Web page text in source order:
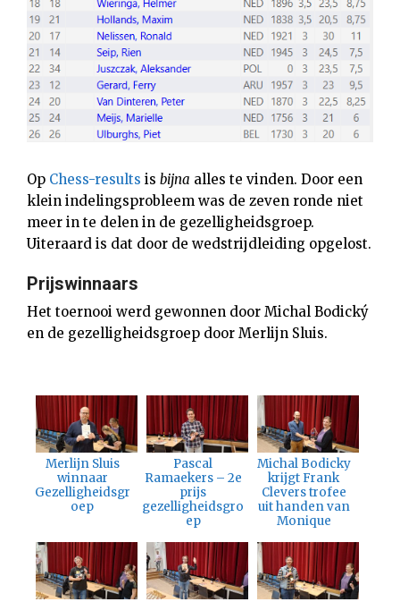
Op Chess-results is bijna alles te vinden. Door een
klein indelingsprobleem was de zeven ronde niet
meer in te delen in de gezelligheidsgroep.
Uiteraard is dat door de wedstrijdleiding opgelost.
Prijswinnaars
Het toernooi werd gewonnen door Michal Bodický
en de gezelligheidsgroep door Merlijn Sluis.
Merlijn Sluis
winnaar
Gezelligheidsgr
oep
Pascal
Ramaekers – 2e
prijs
gezelligheidsgro
ep
Michal Bodicky
krijgt Frank
Clevers trofee
uit handen van
Monique